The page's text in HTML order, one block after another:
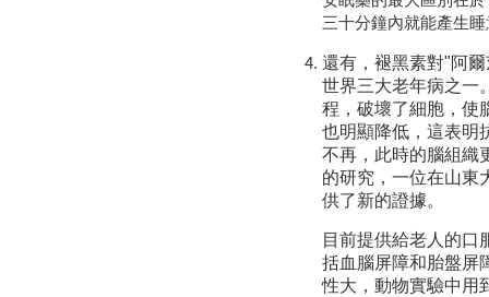
三十分鐘內就能產生
還有，褪黑素對"阿
世界三大老年病之一
程，破壞了細胞，使
也明顯降低，這表明
不再，此時的腦組織
的研究，一位在山東
供了新的證據。
目前提供給老人的口
括血腦屏障和胎盤屏
性大，動物實驗中用